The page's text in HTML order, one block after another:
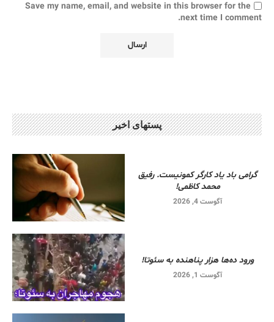
Save my name, email, and website in this browser for the
next time I comment.
پستهای اخیر
گرامی باد یاد کارگر کمونیست. رفیق
محمد کاظمی!
آگوست 4, 2026
ورود ده‌ها هزار پناهنده به سئوتا!
آگوست 1, 2026